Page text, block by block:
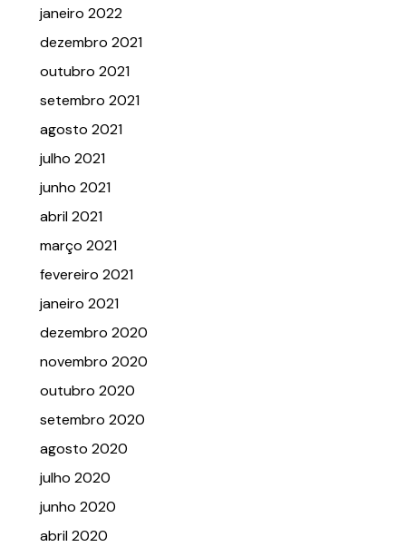
janeiro 2022
dezembro 2021
outubro 2021
setembro 2021
agosto 2021
julho 2021
junho 2021
abril 2021
março 2021
fevereiro 2021
janeiro 2021
dezembro 2020
novembro 2020
outubro 2020
setembro 2020
agosto 2020
julho 2020
junho 2020
abril 2020